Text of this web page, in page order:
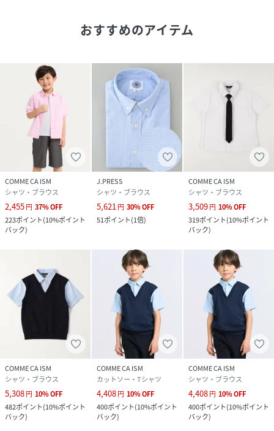
おすすめのアイテム
COMME CA ISM
シャツ・ブラウス
2,455円 37%OFF
223ポイント(10%ポイント
バック)
J.PRESS
シャツ・ブラウス
5,621円 30%OFF
51ポイント(1倍)
COMME CA ISM
シャツ・ブラウス
3,509円 10%OFF
319ポイント(10%ポイント
バック)
COMME CA ISM
シャツ・ブラウス
5,308円 10%OFF
482ポイント(10%ポイント
バック)
COMME CA ISM
カットソー・Tシャツ
4,408円 10%OFF
400ポイント(10%ポイント
バック)
COMME CA ISM
シャツ・ブラウス
4,408円 10%OFF
400ポイント(10%ポイント
バック)